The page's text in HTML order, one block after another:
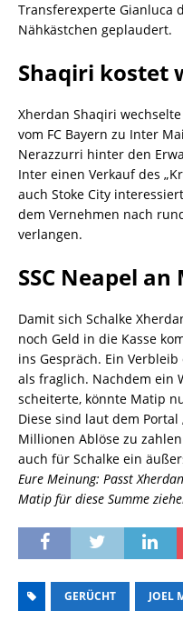
Transferexperte Gianluca
Nähkästchen geplaudert.
Shaqiri kostet
Xherdan Shaqiri
vom FC Bayern zu Inter
Nerazzurri hinter den
Inter einen Verkauf des
auch Stoke City
dem Vernehmen nach
verlangen.
SSC Neapel
Damit sich Schalke
noch Geld in die Kasse
ins Gespräch. Ein
als fraglich. Nachdem ein
scheiterte, könnte Matip
Diese sind laut dem
Millionen Ablöse zu
auch für Schalke ein
Eure Meinung: Passt
Matip für diese Summe
GERÜCHT JOEL